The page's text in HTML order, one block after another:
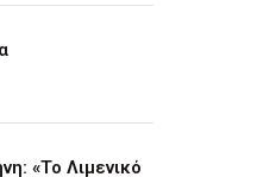
«Το Λιμενικό